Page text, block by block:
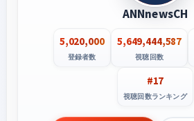
ANNnewsCH
5,020,000
登録者数
5,649,444,587
視聴回数
#17
視聴回数ランキング